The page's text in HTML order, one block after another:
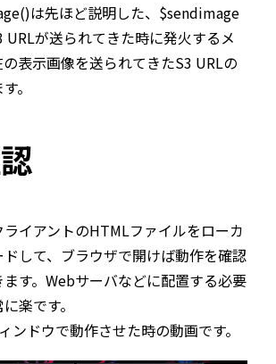
は先ほど説明した、$sendimage
URLが送られてきた時に発火するメ
表示画像を送られてきたS3 URLの
。
イアントのHTMLファイルをローカ
して、ブラウザで開けば動作を確認
す。Webサーバなどに配置する必要
楽です。
ンドウで動作させた時の動画です。